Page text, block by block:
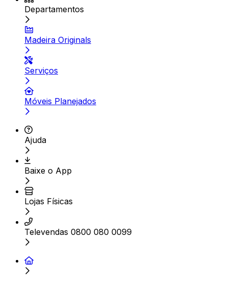
Departamentos
Madeira Originals
Serviços
Móveis Planejados
Ajuda
Baixe o App
Lojas Físicas
Televendas 0800 080 0099